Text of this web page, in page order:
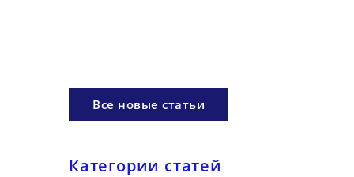
Все новые статьи
Категории статей